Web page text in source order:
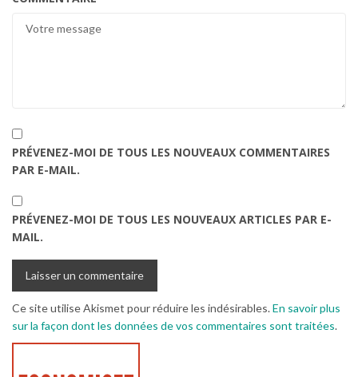
PRÉVENEZ-MOI DE TOUS LES NOUVEAUX COMMENTAIRES
PAR E-MAIL.
PRÉVENEZ-MOI DE TOUS LES NOUVEAUX ARTICLES PAR E-
MAIL.
Ce site utilise Akismet pour réduire les indésirables.En savoir plus
sur la façon dont les données de vos commentaires sont traitées.